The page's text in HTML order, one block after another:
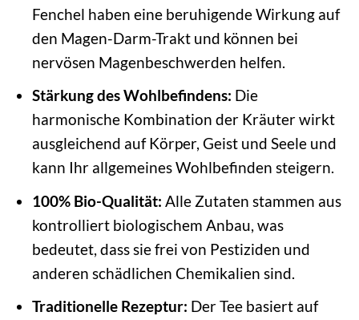
Fenchel haben eine beruhigende Wirkung auf
den Magen-Darm-Trakt und können bei
nervösen Magenbeschwerden helfen.
Stärkung des Wohlbefindens: Die
harmonische Kombination der Kräuter wirkt
ausgleichend auf Körper, Geist und Seele und
kann Ihr allgemeines Wohlbefinden steigern.
100% Bio-Qualität: Alle Zutaten stammen aus
kontrolliert biologischem Anbau, was
bedeutet, dass sie frei von Pestiziden und
anderen schädlichen Chemikalien sind.
Traditionelle Rezeptur: Der Tee basiert auf